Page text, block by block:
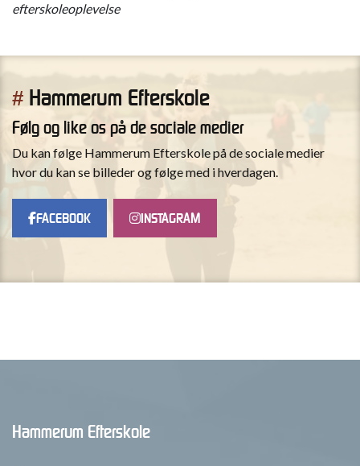
efterskoleoplevelse
# Hammerum Efterskole
Følg og like os på de sociale medier
Du kan følge Hammerum Efterskole på de sociale medier
hvor du kan se billeder og følge med i hverdagen.
FACEBOOK INSTAGRAM
Hammerum Efterskole